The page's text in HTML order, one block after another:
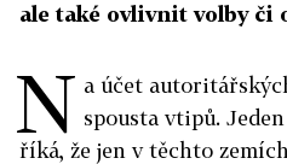
ale také ovlivnit volby či
N a účet
spousta vtipů.
říká, že jen v těchto